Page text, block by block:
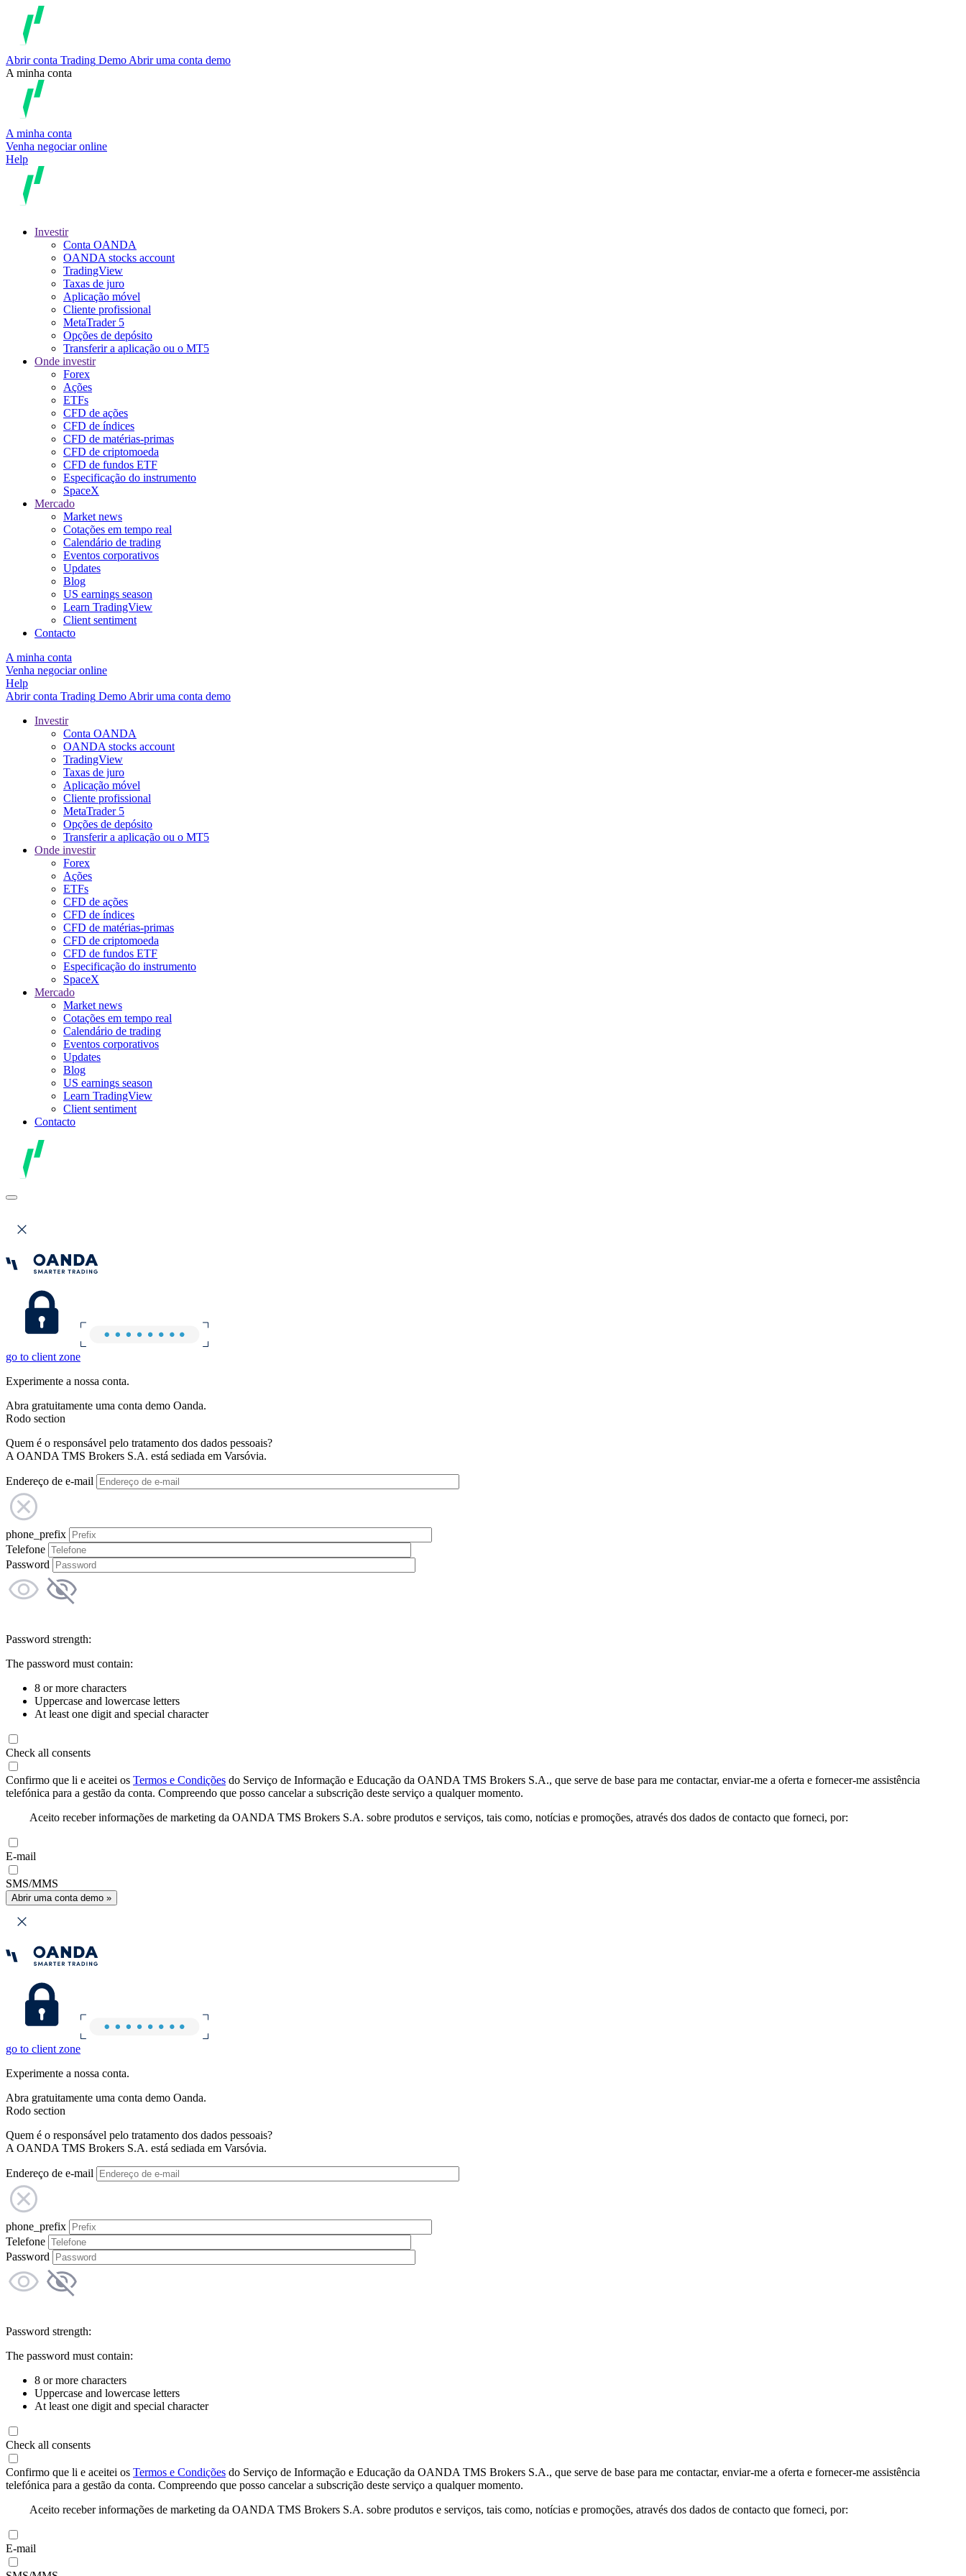
Abrir conta Trading Demo Abrir uma conta demo
A minha conta
A minha conta
Venha negociar online
Help
Investir
Conta OANDA
OANDA stocks account
TradingView
Taxas de juro
Aplicação móvel
Cliente profissional
MetaTrader 5
Opções de depósito
Transferir a aplicação ou o MT5
Onde investir
Forex
Ações
ETFs
CFD de ações
CFD de índices
CFD de matérias-primas
CFD de criptomoeda
CFD de fundos ETF
Especificação do instrumento
SpaceX
Mercado
Market news
Cotações em tempo real
Calendário de trading
Eventos corporativos
Updates
Blog
US earnings season
Learn TradingView
Client sentiment
Contacto
A minha conta
Venha negociar online
Help
Abrir conta Trading Demo Abrir uma conta demo
Investir
Conta OANDA
OANDA stocks account
TradingView
Taxas de juro
Aplicação móvel
Cliente profissional
MetaTrader 5
Opções de depósito
Transferir a aplicação ou o MT5
Onde investir
Forex
Ações
ETFs
CFD de ações
CFD de índices
CFD de matérias-primas
CFD de criptomoeda
CFD de fundos ETF
Especificação do instrumento
SpaceX
Mercado
Market news
Cotações em tempo real
Calendário de trading
Eventos corporativos
Updates
Blog
US earnings season
Learn TradingView
Client sentiment
Contacto
go to client zone
Experimente a nossa conta.
Abra gratuitamente uma conta demo Oanda.
Rodo section
Quem é o responsável pelo tratamento dos dados pessoais?
A OANDA TMS Brokers S.A. está sediada em Varsóvia.
Endereço de e-mail
phone_prefix
Telefone
Password
Password strength:
The password must contain:
8 or more characters
Uppercase and lowercase letters
At least one digit and special character
Check all consents
Confirmo que li e aceitei os Termos e Condições do Serviço de Informação e Educação da OANDA TMS Brokers S.A., que serve de base para me contactar, enviar-me a oferta e fornecer-me assistência
telefónica para a gestão da conta. Compreendo que posso cancelar a subscrição deste serviço a qualquer momento.
Aceito receber informações de marketing da OANDA TMS Brokers S.A. sobre produtos e serviços, tais como, notícias e promoções, através dos dados de contacto que forneci, por:
E-mail
SMS/MMS
Abrir uma conta demo »
go to client zone
Experimente a nossa conta.
Abra gratuitamente uma conta demo Oanda.
Rodo section
Quem é o responsável pelo tratamento dos dados pessoais?
A OANDA TMS Brokers S.A. está sediada em Varsóvia.
Endereço de e-mail
phone_prefix
Telefone
Password
Password strength:
The password must contain:
8 or more characters
Uppercase and lowercase letters
At least one digit and special character
Check all consents
Confirmo que li e aceitei os Termos e Condições do Serviço de Informação e Educação da OANDA TMS Brokers S.A., que serve de base para me contactar, enviar-me a oferta e fornecer-me assistência
telefónica para a gestão da conta. Compreendo que posso cancelar a subscrição deste serviço a qualquer momento.
Aceito receber informações de marketing da OANDA TMS Brokers S.A. sobre produtos e serviços, tais como, notícias e promoções, através dos dados de contacto que forneci, por:
E-mail